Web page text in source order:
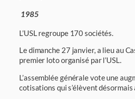
1985
L’USL regroupe 170 sociétés.
Le dimanche 27 janvier, a lieu au
premier loto organisé par l’USL.
L’assemblée générale vote une
cotisations qui s’élèvent désormais